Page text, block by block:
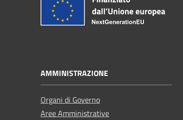
AMMINISTRAZIONE
Organi di Governo
Aree Amministrative